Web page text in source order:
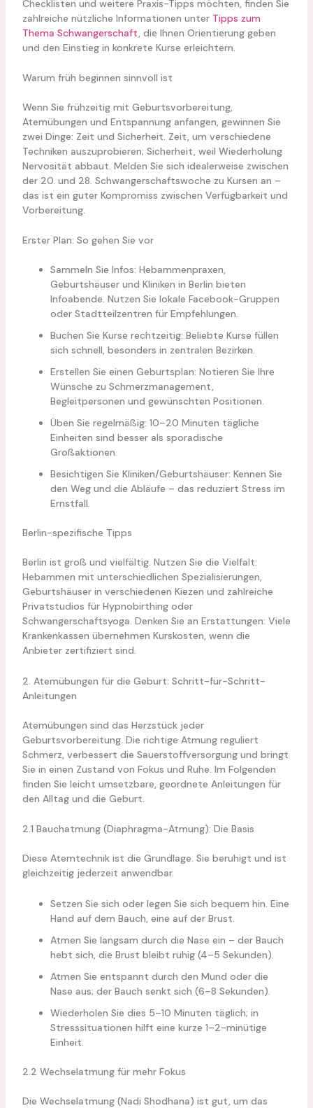
Checklisten und weitere Praxis-Tipps möchten, finden Sie
zahlreiche nützliche Informationen unter Tipps zum
Thema Schwangerschaft, die Ihnen Orientierung geben
und den Einstieg in konkrete Kurse erleichtern.
Warum früh beginnen sinnvoll ist
Wenn Sie frühzeitig mit Geburtsvorbereitung,
Atemübungen und Entspannung anfangen, gewinnen Sie
zwei Dinge: Zeit und Sicherheit. Zeit, um verschiedene
Techniken auszuprobieren; Sicherheit, weil Wiederholung
Nervosität abbaut. Melden Sie sich idealerweise zwischen
der 20. und 28. Schwangerschaftswoche zu Kursen an –
das ist ein guter Kompromiss zwischen Verfügbarkeit und
Vorbereitung.
Erster Plan: So gehen Sie vor
Sammeln Sie Infos: Hebammenpraxen,
Geburtshäuser und Kliniken in Berlin bieten
Infoabende. Nutzen Sie lokale Facebook-Gruppen
oder Stadtteilzentren für Empfehlungen.
Buchen Sie Kurse rechtzeitig: Beliebte Kurse füllen
sich schnell, besonders in zentralen Bezirken.
Erstellen Sie einen Geburtsplan: Notieren Sie Ihre
Wünsche zu Schmerzmanagement,
Begleitpersonen und gewünschten Positionen.
Üben Sie regelmäßig: 10–20 Minuten tägliche
Einheiten sind besser als sporadische
Großaktionen.
Besichtigen Sie Kliniken/Geburtshäuser: Kennen Sie
den Weg und die Abläufe – das reduziert Stress im
Ernstfall.
Berlin-spezifische Tipps
Berlin ist groß und vielfältig. Nutzen Sie die Vielfalt:
Hebammen mit unterschiedlichen Spezialisierungen,
Geburtshäuser in verschiedenen Kiezen und zahlreiche
Privatstudios für Hypnobirthing oder
Schwangerschaftsyoga. Denken Sie an Erstattungen: Viele
Krankenkassen übernehmen Kurskosten, wenn die
Anbieter zertifiziert sind.
2. Atemübungen für die Geburt: Schritt-für-Schritt-
Anleitungen
Atemübungen sind das Herzstück jeder
Geburtsvorbereitung. Die richtige Atmung reguliert
Schmerz, verbessert die Sauerstoffversorgung und bringt
Sie in einen Zustand von Fokus und Ruhe. Im Folgenden
finden Sie leicht umsetzbare, geordnete Anleitungen für
den Alltag und die Geburt.
2.1 Bauchatmung (Diaphragma-Atmung): Die Basis
Diese Atemtechnik ist die Grundlage. Sie beruhigt und ist
gleichzeitig jederzeit anwendbar.
Setzen Sie sich oder legen Sie sich bequem hin. Eine
Hand auf dem Bauch, eine auf der Brust.
Atmen Sie langsam durch die Nase ein – der Bauch
hebt sich, die Brust bleibt ruhig (4–5 Sekunden).
Atmen Sie entspannt durch den Mund oder die
Nase aus; der Bauch senkt sich (6–8 Sekunden).
Wiederholen Sie dies 5–10 Minuten täglich; in
Stresssituationen hilft eine kurze 1–2-minütige
Einheit.
2.2 Wechselatmung für mehr Fokus
Die Wechselatmung (Nadi Shodhana) ist gut, um das